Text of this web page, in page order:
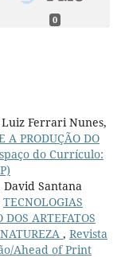
0
Ferrari Nunes,
A PRODUÇÃO DO
do Currículo:
Santana
TECNOLOGIAS
ARTEFATOS
, Revista
Ahead of Print